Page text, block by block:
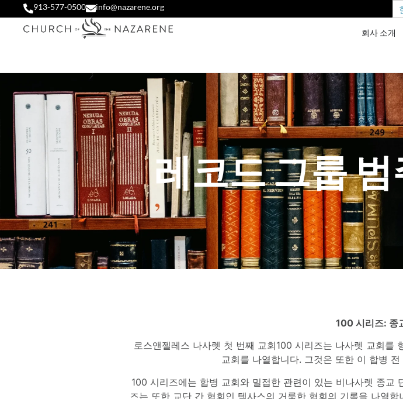
913-577-0500 info@nazarene.org
회사 소개
레코드 그룹
100 시리즈: 종
로스앤젤레스 나사렛 첫 번째 교회100 시리즈는 나사렛 교회를
교회를 나열합니다. 그것은 또한 이 합병
100 시리즈에는 합병 교회와 밀접한 관련이 있는 비나사렛 종교
즈는 또한 교단 간 협회인 텍사스의 거룩한 협회의 기록을 나열